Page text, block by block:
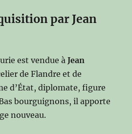
par Jean
est vendue àJean
de Flandre et de
d’État, diplomate, figure
bourguignons, il apporte
nouveau.